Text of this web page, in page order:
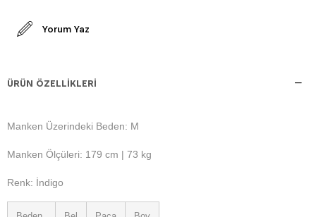
Yorum Yaz
ÜRÜN ÖZELLIKLERI
Manken Üzerindeki Beden: M
Manken Ölçüleri: 179 cm | 73 kg
Renk: İndigo